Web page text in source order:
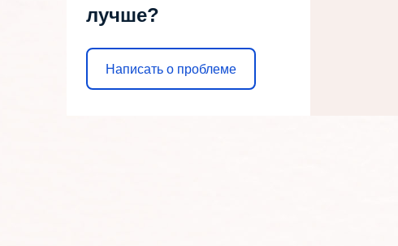
лучше?
Написать о проблеме